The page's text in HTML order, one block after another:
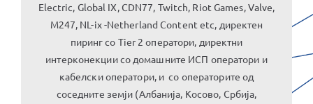
Electric, Global IX, CDN77, Twitch, Riot Games, Valve,
M247, NL-ix -Netherland Content etc, директен
пиринг со Tier 2 оператори, директни
интерконекции со домашните ИСП оператори и
кабелски оператори, и со операторите од
соседните земји (Албанија, Косово, Србија,